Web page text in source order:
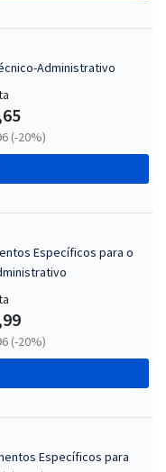
Administrativo
(-20%)
Específicos para o
(-20%)
Específicos para